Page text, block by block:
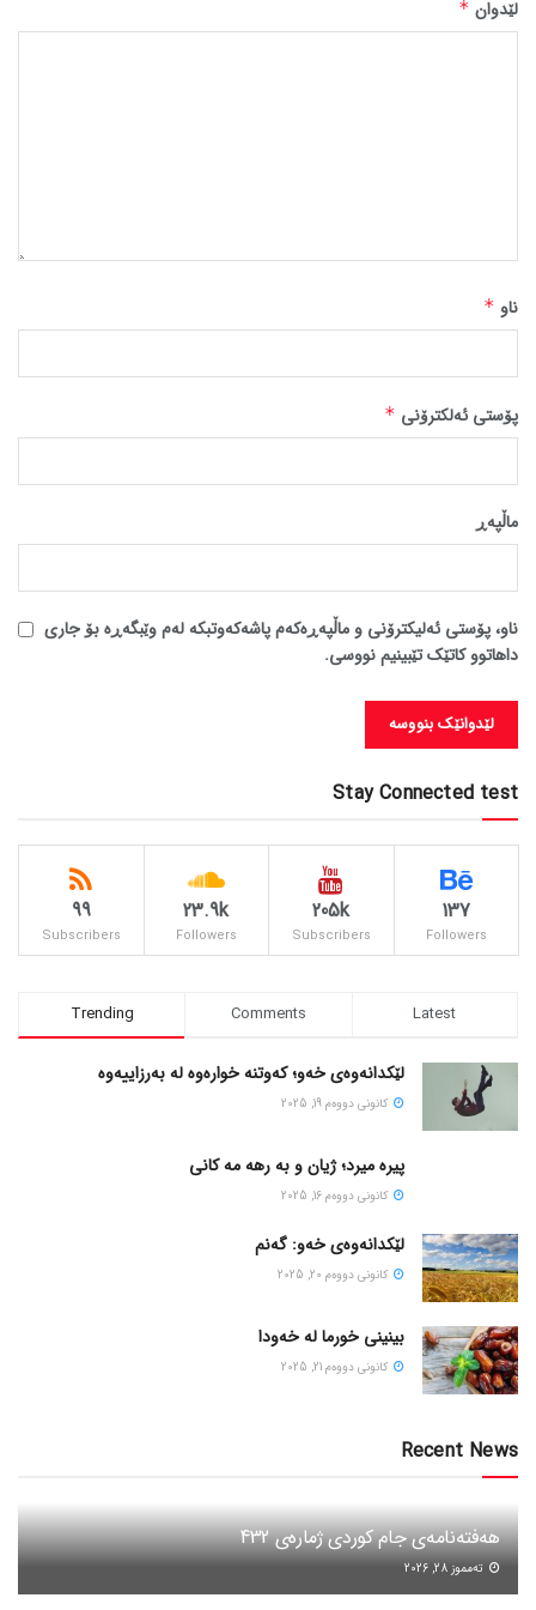
لێدوان*
ناو *
پۆستی ئەلکترۆنی *
ماڵپه‌ڕ
ناو، پۆستی ئەلیکترۆنی و ماڵپەڕەکەم پاشەکەوتبکە لەم وێبگەڕە بۆ جاری
داهاتوو کاتێک تێبینیم نووسی.
Stay Connected test
137
Followers
205k
Subscribers
23.9k
Followers
99
Subscribers
Trending Comments Latest
لێکدانەوەی خەو؛ کەوتنە خوارەوە لە بەرزاییەوە
كانونی دووه‌م 19, 2025
پیره میرد؛ ژیان و به رهه مه کانی
كانونی دووه‌م 16, 2025
لێکدانەوەی خەو: گەنم
كانونی دووه‌م 20, 2025
بینینی خورما لە خەودا
كانونی دووه‌م 21, 2025
Recent News
هەفتەنامەی جام کوردی ژمارەی 432
ته‌مموز 28, 2026